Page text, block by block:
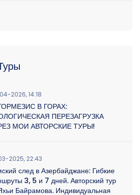
2026, 14:18
В ГОРАХ:
ПЕРЕЗАГРУЗКА
МОИ АВТОРСКИЕ ТУРЫ!
2025, 22:43
след в Азербайджане: Гибкие
3, 5 и 7 дней. Авторский тур
Байрамова. Индивидуальная